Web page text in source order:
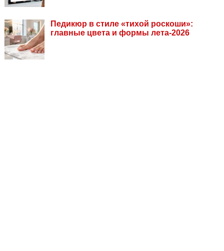
Педикюр в стиле «тихой роскоши»:
главные цвета и формы лета-2026